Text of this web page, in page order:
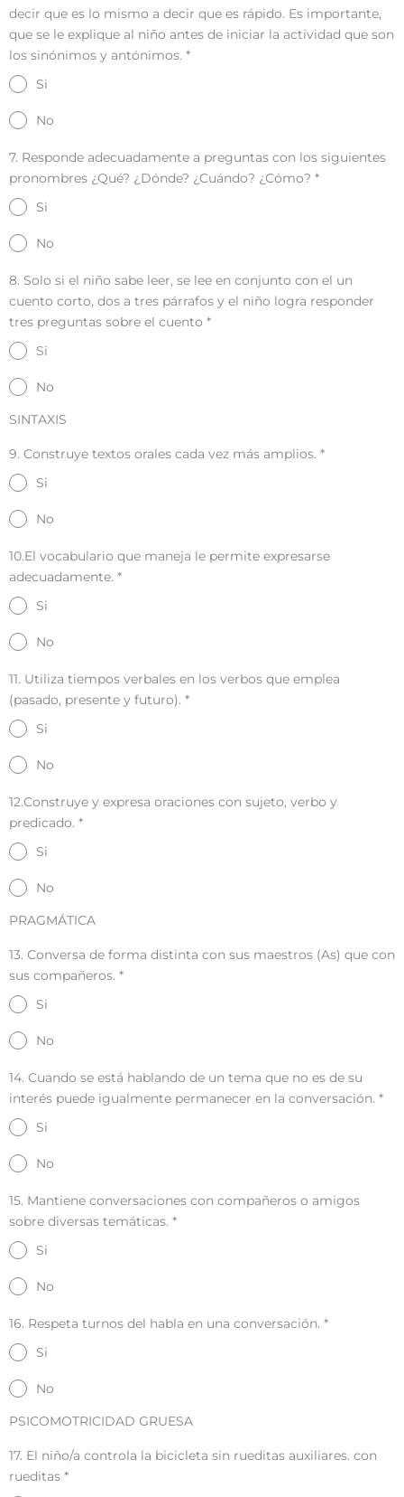
decir que es lo mismo a decir que es rápido. Es importante,
que se le explique al niño antes de iniciar la actividad que son
los sinónimos y antónimos. *
Si
No
7. Responde adecuadamente a preguntas con los siguientes
pronombres ¿Qué? ¿Dónde? ¿Cuándo? ¿Cómo? *
Si
No
8. Solo si el niño sabe leer, se lee en conjunto con el un
cuento corto, dos a tres párrafos y el niño logra responder
tres preguntas sobre el cuento *
Si
No
SINTAXIS
9. Construye textos orales cada vez más amplios. *
Si
No
10.El vocabulario que maneja le permite expresarse
adecuadamente. *
Si
No
11. Utiliza tiempos verbales en los verbos que emplea
(pasado, presente y futuro). *
Si
No
12.Construye y expresa oraciones con sujeto, verbo y
predicado. *
Si
No
PRAGMÁTICA
13. Conversa de forma distinta con sus maestros (As) que con
sus compañeros. *
Si
No
14. Cuando se está hablando de un tema que no es de su
interés puede igualmente permanecer en la conversación. *
Si
No
15. Mantiene conversaciones con compañeros o amigos
sobre diversas temáticas. *
Si
No
16. Respeta turnos del habla en una conversación. *
Si
No
PSICOMOTRICIDAD GRUESA
17. El niño/a controla la bicicleta sin rueditas auxiliares. con
rueditas *